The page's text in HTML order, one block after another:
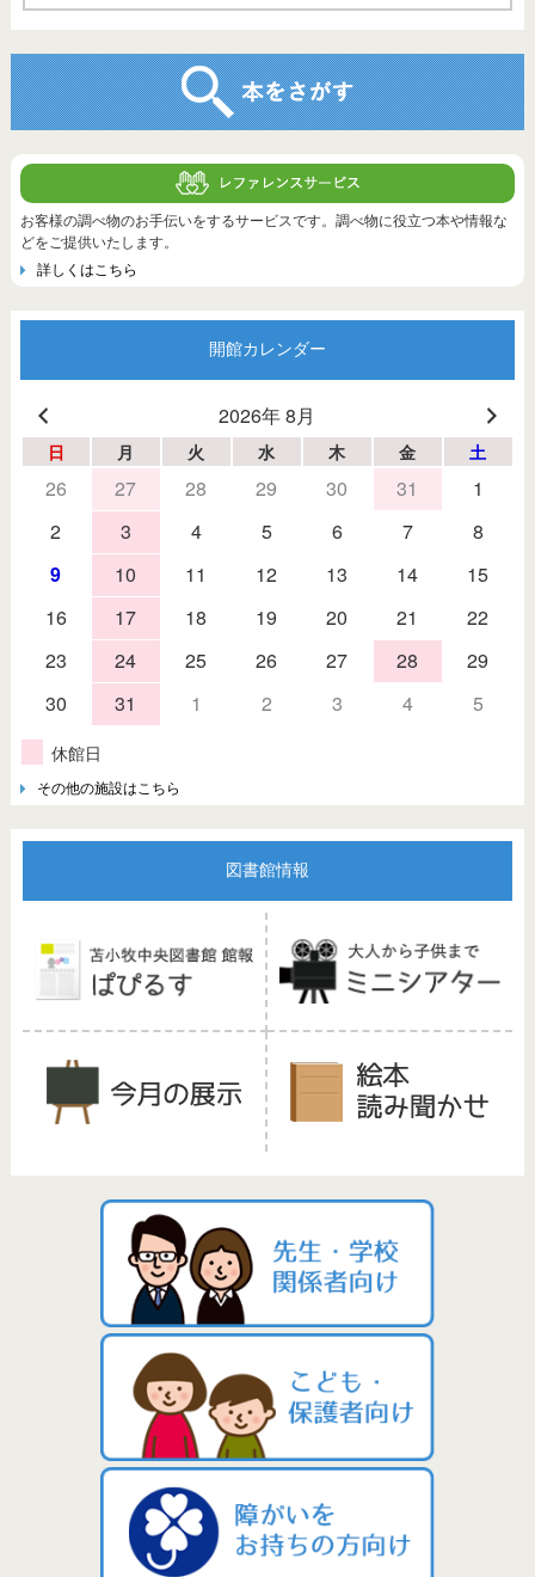
お客様の調べ物のお手伝いをするサービスです。調べ物に役立つ本や情報な
どをご提供いたします。
詳しくはこちら
開館カレンダー
2026年 8月
日 月 火 水 木 金 土
26 27 28 29 30 31
1
2
3 4 5 6 7
8
9
10 11 12 13 14
15
16
17 18 19 20 21
22
23
24 25 26 27 28
29
30
31 1 2 3 4 5
休館日
その他の施設はこちら
図書館情報